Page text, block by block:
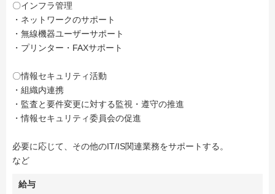
〇インフラ管理
・ネットワークのサポート
・無線機器ユーザーサポート
・プリンター・FAXサポート
〇情報セキュリティ活動
・組織内連携
・監査と要件変更に対する監視・遵守の推進
・情報セキュリティ委員会の促進
必要に応じて、その他のIT/IS関連業務をサポートする。
など
給与